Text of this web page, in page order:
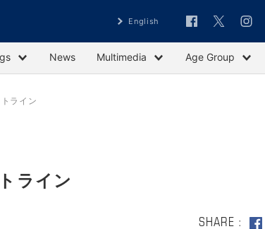
English
News Multimedia Age Group
ライン
ライン
SHARE